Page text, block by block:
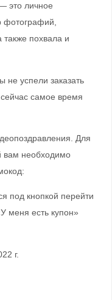
это личное
фотографий,
также похвала и
не успели заказать
самое время
Для
вам необходимо
под кнопкой перейти
меня есть купон»
г.